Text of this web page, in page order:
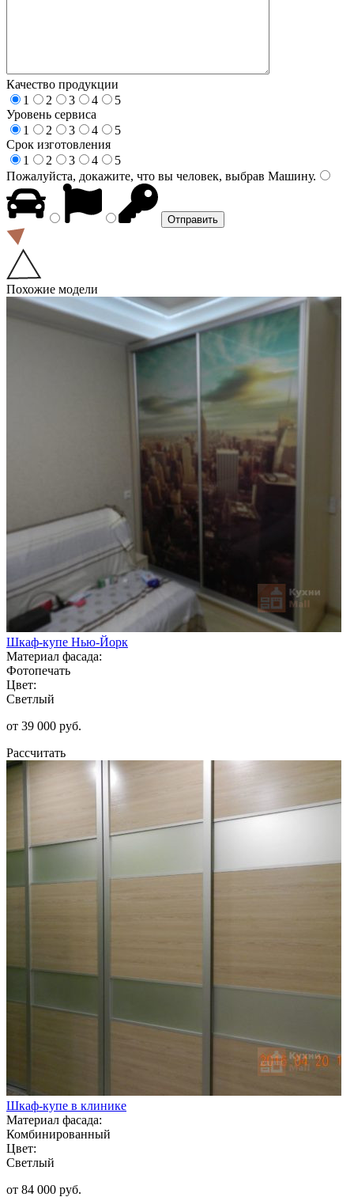
Качество продукции
1
2 3 4
5
Уровень сервиса
1
2 3 4
5
Срок изготовления
1
2 3 4
5
Пожалуйста, докажите, что вы человек, выбрав Машину.
Похожие модели
Шкаф-купе Нью-Йорк
Материал фасада:
Фотопечать
Цвет:
Светлый
от 39 000 руб.
Рассчитать
Шкаф-купе в клинике
Материал фасада:
Комбинированный
Цвет:
Светлый
от 84 000 руб.